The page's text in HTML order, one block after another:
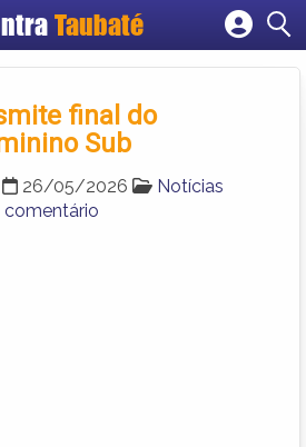
Taubaté
Cadastrar empresa
Criar conta
final do
Sub
26/05/2026
Notícias
comentário